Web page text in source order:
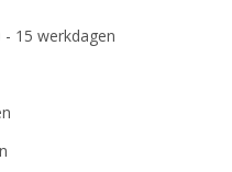
15 werkdagen